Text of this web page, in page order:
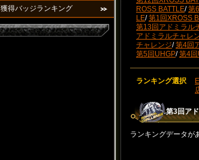
獲得バッジランキング
ROSS BATTLE/第
LE/第1回XROSS
第13回アドミラル
アドミラルチャレ
チャレンジ/第4回
第5回UHGP/第4
ランキング選択
第3回ア
ランキングデータが